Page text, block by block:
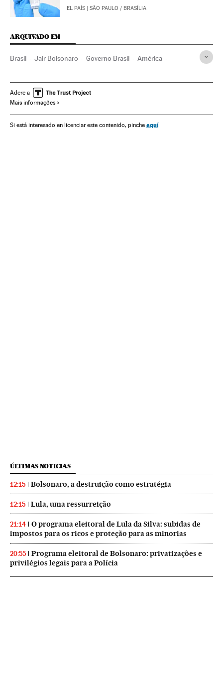
EL PAÍS | SÃO PAULO / BRASÍLIA
ARQUIVADO EM
Brasil Jair Bolsonaro Governo Brasil América
América Latina Ultradireita
Mudança climática
Coronavirus Coronavirus Covid-19 Liberdade expressão
Adere a
Mais informações
Si está interesado en licenciar este contenido, pinche aquí
ÚLTIMAS NOTICIAS
12:15 Bolsonaro, a destruição como estratégia
12:15 Lula, uma ressurreição
21:14
O programa eleitoral de Lula da Silva: subidas de
impostos para os ricos e proteção para as minorias
20:55
Programa eleitoral de Bolsonaro: privatizações e
privilégios legais para a Polícia